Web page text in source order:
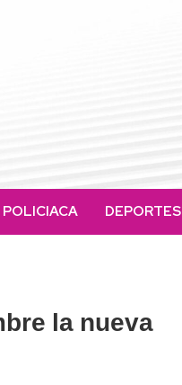
POLICIACA DEPORTES
la nueva